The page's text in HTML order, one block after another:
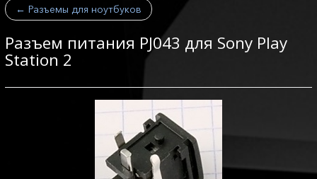
← Разъемы для ноутбуков
Разъем питания PJ043 для Sony Play
Station 2